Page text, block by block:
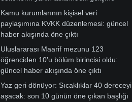
Kamu kurumlarının kişisel veri
paylaşımına KVKK düzenlemesi: güncel
haber akışında öne çıktı
Uluslararası Maarif mezunu 123
öğrenciden 10’u bölüm birincisi oldu:
güncel haber akışında öne çıktı
Yaz geri dönüyor: Sıcaklıklar 40 dereceyi
aşacak: son 10 günün öne çıkan başlığı